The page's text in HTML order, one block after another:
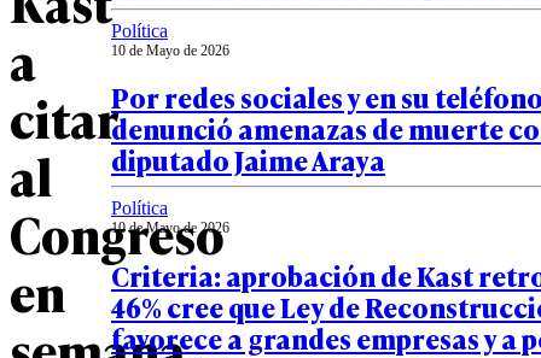
a
citar
al
Congreso
en
Política
10 de Mayo de 2026
Por redes sociales y en su
denunció amenazas de muerte
diputado Jaime Araya
Política
10 de Mayo de 2026
Criteria: aprobación de Kast
46% cree que Ley de
favorece a grandes empresas y a